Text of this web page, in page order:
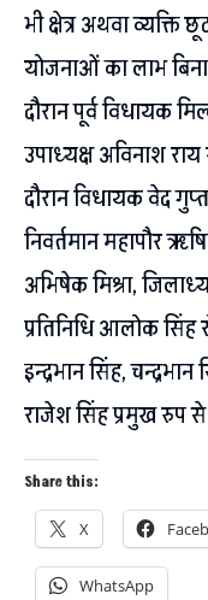
भी क्षेत्र अथवा व्यक्ति
योजनाओं का लाभ
दौरान पूर्व विधायक
उपाध्यक्ष अविनाश
दौरान विधायक वेद
निवर्तमान महापौर
अभिषेक मिश्रा,
प्रतिनिधि आलोक सिंह
इन्द्रभान सिंह,
राजेश सिंह प्रमुख रुप से
Share this:
X
WhatsApp